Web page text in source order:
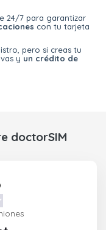
24/7 para garantizar
con tu tarjeta
pero si creas tu
y un crédito de
doctorSIM